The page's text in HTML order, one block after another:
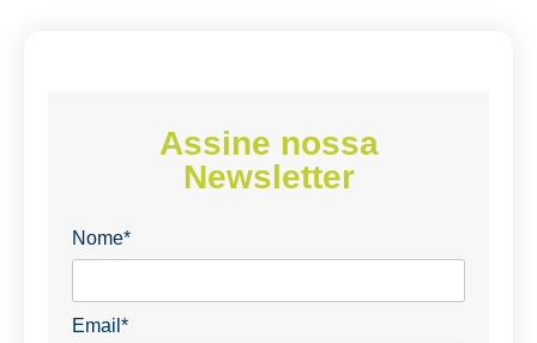
Assine nossa
Newsletter
Nome*
Email*